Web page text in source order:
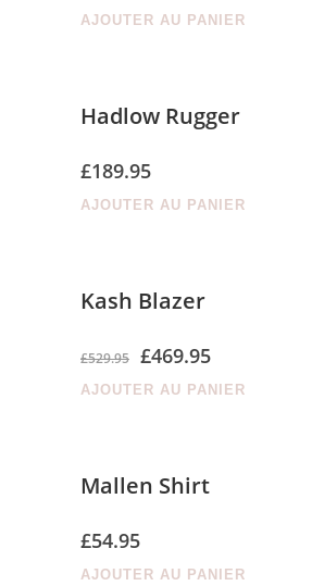
AJOUTER AU PANIER
Hadlow Rugger
£189.95
AJOUTER AU PANIER
Kash Blazer
£529.95 £469.95
AJOUTER AU PANIER
Mallen Shirt
£54.95
AJOUTER AU PANIER